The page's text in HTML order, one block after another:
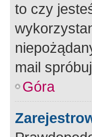
to czy
mail
Góra